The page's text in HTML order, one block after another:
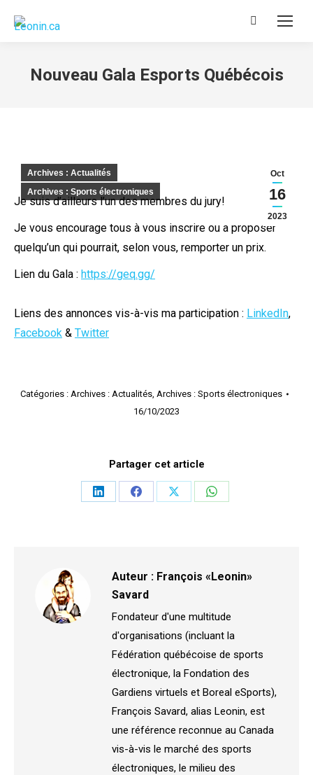
Recherche
Nouveau Gala Esports Québécois
Oct
16
2023
Archives : Actualités
Archives : Sports électroniques
Je suis d’ailleurs l’un des membres du jury!
Je vous encourage tous à vous inscrire ou a proposer
quelqu’un qui pourrait, selon vous, remporter un prix.
Lien du Gala : https://geq.gg/
Liens des annonces vis-à-vis ma participation : LinkedIn,
Facebook & Twitter
Catégories : Archives : Actualités, Archives : Sports électroniques
16/10/2023
Partager cet article
PartagerPartagerPartagerPartager
Auteur : François «Leonin»
Savard
Fondateur d'une multitude
d'organisations (incluant la
Fédération québécoise de sports
électronique, la Fondation des
Gardiens virtuels et Boreal eSports),
François Savard, alias Leonin, est
une référence reconnue au Canada
vis-à-vis le marché des sports
électroniques, le milieu des